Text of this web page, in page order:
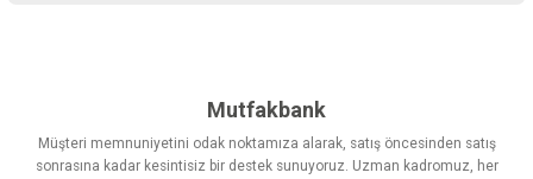
Görüş ve önerileriniz için teşekkür ederiz.
Ürün resmi kalitesiz, bozuk veya görüntülenemiyor.
Mutfakbank
Müşteri memnuniyetini odak noktamıza alarak, satış öncesinden satış
sonrasına kadar kesintisiz bir destek sunuyoruz. Uzman kadromuz, her